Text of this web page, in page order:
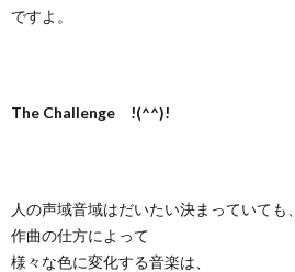
ですよ。
The Challenge !(^^)!
人の声域音域はだいたい決まっていても、
作曲の仕方によって
様々な色に変化する音楽は、